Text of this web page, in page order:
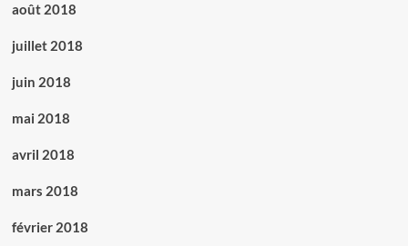
août 2018
juillet 2018
juin 2018
mai 2018
avril 2018
mars 2018
février 2018